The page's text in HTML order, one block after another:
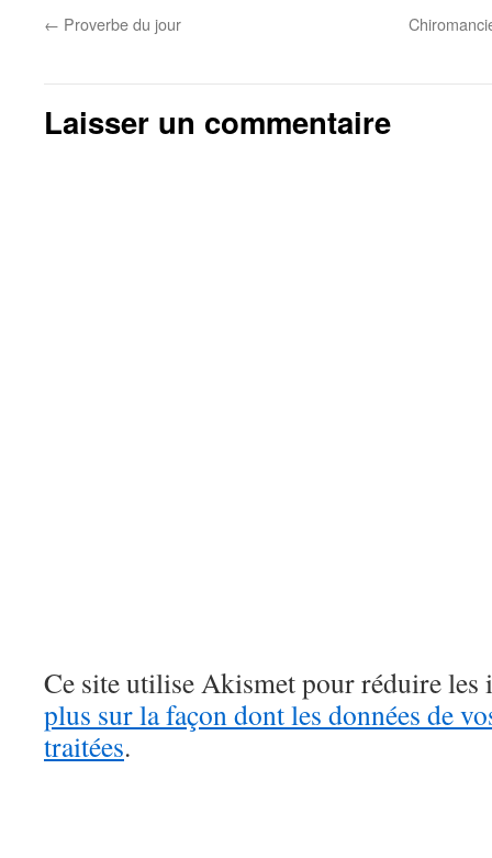
← Proverbe du jour
Laisser un commentaire
Ce site utilise Akismet pour réduire les
plus sur la façon dont les données de
traitées.